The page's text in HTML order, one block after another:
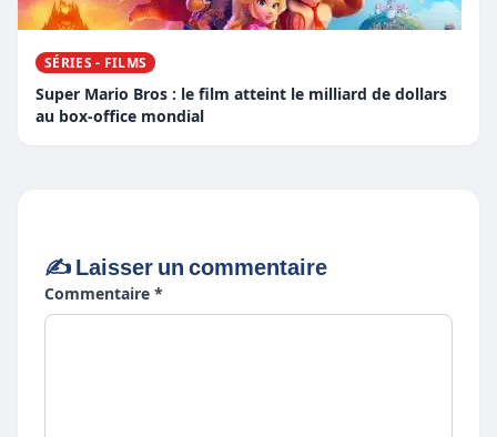
SÉRIES - FILMS
Super Mario Bros : le film atteint le milliard de dollars
au box-office mondial
✍️ Laisser un commentaire
Commentaire *